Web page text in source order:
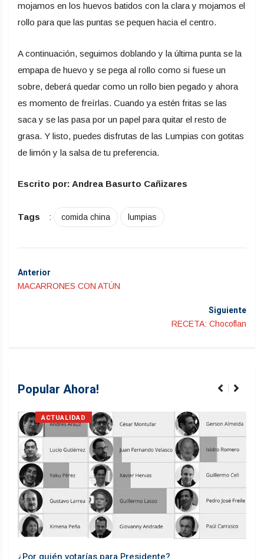
mojamos en los huevos batidos con la clara y mojamos el
rollo para que las puntas se pequen hacia el centro.
A continuación, seguimos doblando y la última punta se la
empapa de huevo y se pega al rollo como si fuese un
sobre, deberá quedar como un rollo bien pegado y ahora
es momento de freírlas. Cuando ya estén fritas se las
saca y se las pasa por un papel para quitar el resto de
grasa. Y listo, puedes disfrutas de las Lumpias con gotitas
de limón y la salsa de tu preferencia.
Escrito por: Andrea Basurto Cañizares
Tags : comida china lumpias
Anterior
MACARRONES CON ATÚN
Siguiente
RECETA: Chocoflan
Popular Ahora!
ACTUALIDAD